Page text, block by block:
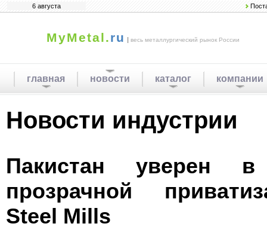
6 августа
MyMetal.ru | весь металлургический рынок России
главная новости каталог компании
Новости индустрии
Пакистан уверен
прозрачной
Steel Mills